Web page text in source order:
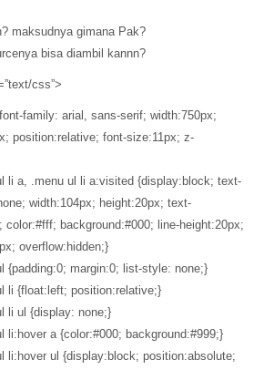
maksudnya gimana Pak?
bisa diambil kannn?
css”>
family: arial, sans-serif; width:750px;
position:relative; font-size:11px; z-
li a, .menu ul li a:visited {display:block; text-
width:104px; height:20px; text-
color:#fff; background:#000; line-height:20px;
overflow:hidden;}
{padding:0; margin:0; list-style: none;}
li {float:left; position:relative;}
li ul {display: none;}
li:hover a {color:#000; background:#999;}
li:hover ul {display:block; position:absolute;